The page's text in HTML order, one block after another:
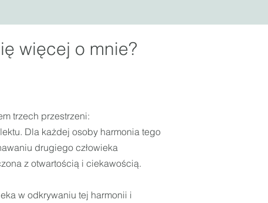
więcej o mnie?
trzech przestrzeni:
Dla każdej osoby harmonia tego
drugiego człowieka
z otwartością i ciekawością.
w odkrywaniu tej harmonii i